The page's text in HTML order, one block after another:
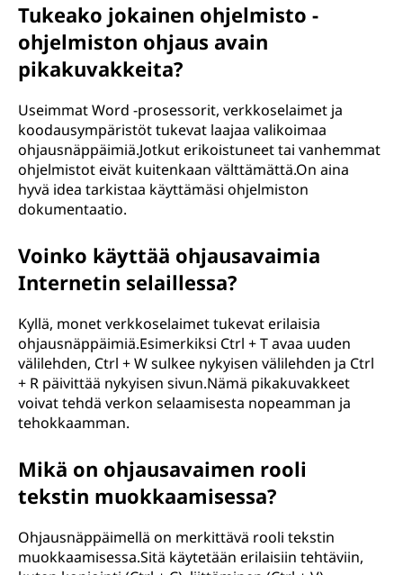
Tukeako jokainen ohjelmisto -
ohjelmiston ohjaus avain
pikakuvakkeita?
Useimmat Word -prosessorit, verkkoselaimet ja
koodausympäristöt tukevat laajaa valikoimaa
ohjausnäppäimiä.Jotkut erikoistuneet tai vanhemmat
ohjelmistot eivät kuitenkaan välttämättä.On aina
hyvä idea tarkistaa käyttämäsi ohjelmiston
dokumentaatio.
Voinko käyttää ohjausavaimia
Internetin selaillessa?
Kyllä, monet verkkoselaimet tukevat erilaisia
ohjausnäppäimiä.Esimerkiksi Ctrl + T avaa uuden
välilehden, Ctrl + W sulkee nykyisen välilehden ja Ctrl
+ R päivittää nykyisen sivun.Nämä pikakuvakkeet
voivat tehdä verkon selaamisesta nopeamman ja
tehokkaamman.
Mikä on ohjausavaimen rooli
tekstin muokkaamisessa?
Ohjausnäppäimellä on merkittävä rooli tekstin
muokkaamisessa.Sitä käytetään erilaisiin tehtäviin,